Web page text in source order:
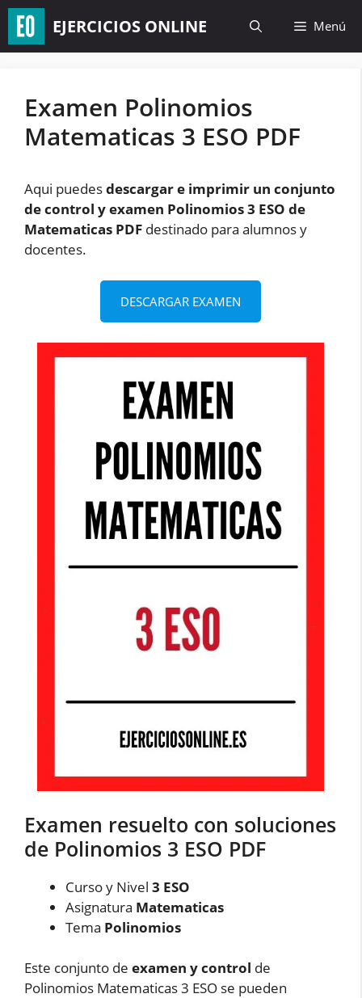
Saltar
contenido
EJERCICIOS ONLINE Menú
Examen Polinomios
Matematicas 3 ESO PDF
Aqui puedesdescargar e imprimir un conjunto
de control y examen Polinomios 3 ESO de
Matematicas PDF destinado para alumnos y
docentes.
DESCARGAR EXAMEN
Examen resuelto con soluciones
de Polinomios 3 ESO PDF
Curso y Nivel 3 ESO
Asignatura Matematicas
Tema Polinomios
Este conjunto de examen y control de
Polinomios Matematicas 3 ESO se pueden